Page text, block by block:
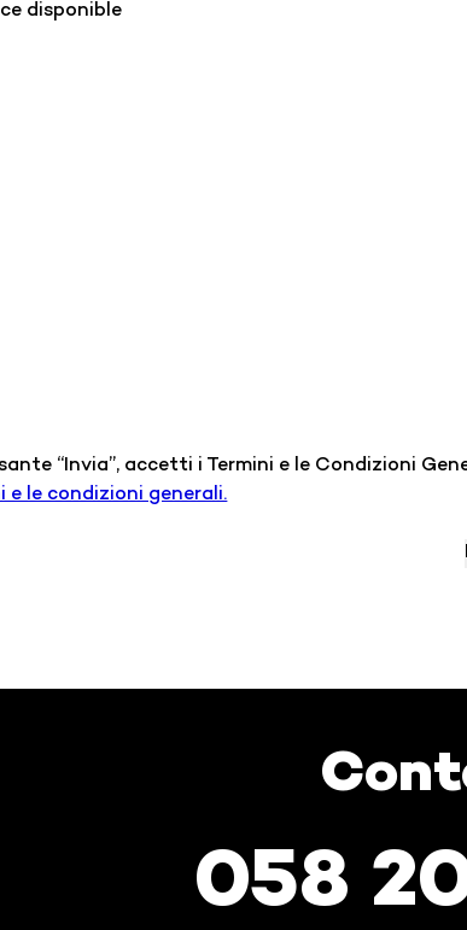
disponible
“Invia”, accetti i Termini e le Condizioni
le condizioni generali.
058